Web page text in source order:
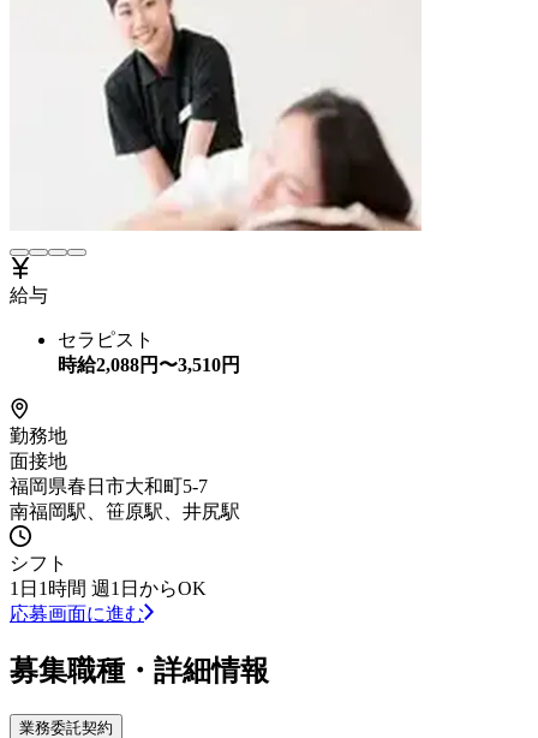
給与
セラピスト
時給2,088円〜3,510円
勤務地
面接地
福岡県春日市大和町5-7
南福岡駅、笹原駅、井尻駅
シフト
1日1時間 週1日からOK
応募画面に進む
募集職種・詳細情報
業務委託契約